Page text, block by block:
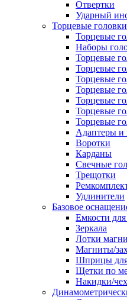
Отвертки
Ударный
Торцевые
Торцевые
Наборы
Торцевые
Торцевые
Торцевые
Торцевые
Торцевые
Торцевые
Торцевые
Адаптеры и
Воротки
Карданы
Свечные
Трещотки
Удлинители
Базовое
Емкости для
Зеркала
Лотки
Магниты/
Шприцы для
Щетки по
Накидки/